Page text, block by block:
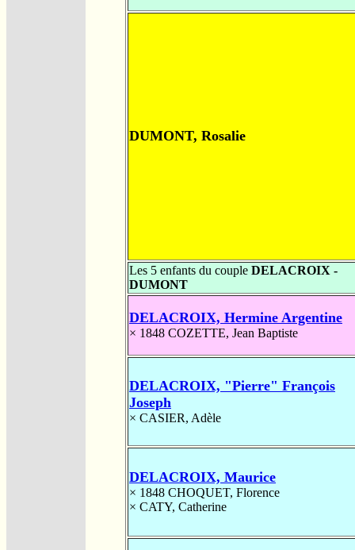
DUMONT, Rosalie
Les 5 enfants du couple DELACROIX -
DUMONT
DELACROIX, Hermine Argentine
× 1848 COZETTE, Jean Baptiste
DELACROIX, "Pierre" François
Joseph
× CASIER, Adèle
DELACROIX, Maurice
× 1848 CHOQUET, Florence
× CATY, Catherine